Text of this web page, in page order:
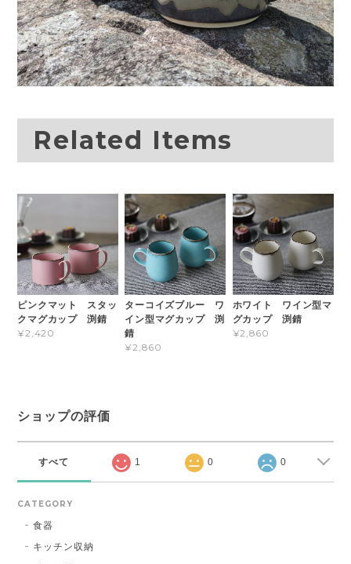
Related Items
ピンクマット スタッ
クマグカップ 渕錆
¥2,420
ターコイズブルー ワ
イン型マグカップ 渕
錆
¥2,860
ホワイト ワイン型マ
グカップ 渕錆
¥2,860
ショップの評価
すべて 1 0 0
CATEGORY
食器
キッチン収納